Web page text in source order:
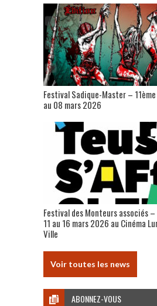
Festival Sadique-Master –
au 08 mars 2026
Festival des Monteurs associés
11 au 16 mars 2026 au Cinéma
Ville
Voir toutes les news
ABONNEZ-VOUS